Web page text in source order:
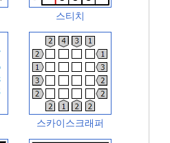
스티치
스카이스크래퍼